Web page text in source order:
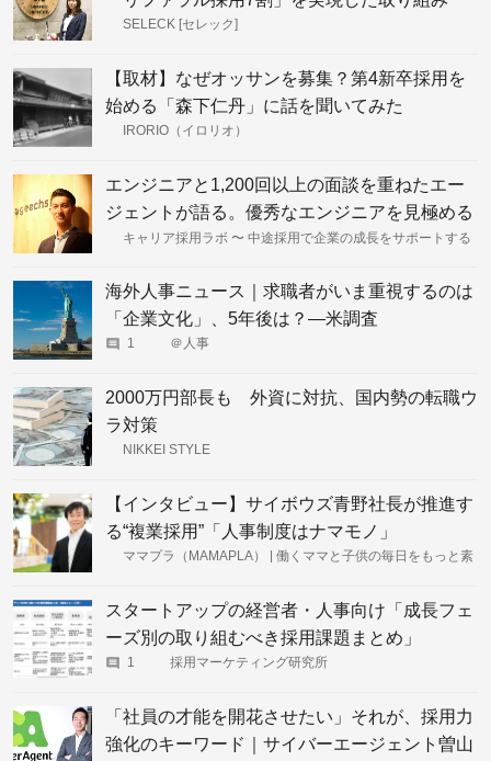
SELECK [セレック]
【取材】なぜオッサンを募集？第4新卒採用を
始める「森下仁丹」に話を聞いてみた
IRORIO（イロリオ）
エンジニアと1,200回以上の面談を重ねたエー
ジェントが語る。優秀なエンジニアを見極める
質問方法
キャリア採用ラボ 〜 中途採用で企業の成長をサポートする
海外人事ニュース｜求職者がいま重視するのは
「企業文化」、5年後は？―米調査
1 ＠人事
2000万円部長も 外資に対抗、国内勢の転職ウ
ラ対策
NIKKEI STYLE
【インタビュー】サイボウズ青野社長が推進す
る“複業採用”「人事制度はナマモノ」
ママプラ（MAMAPLA） | 働くママと子供の毎日をもっと素
スタートアップの経営者・人事向け「成長フェ
ーズ別の取り組むべき採用課題まとめ」
1 採用マーケティング研究所
「社員の才能を開花させたい」それが、採用力
強化のキーワード｜サイバーエージェント曽山